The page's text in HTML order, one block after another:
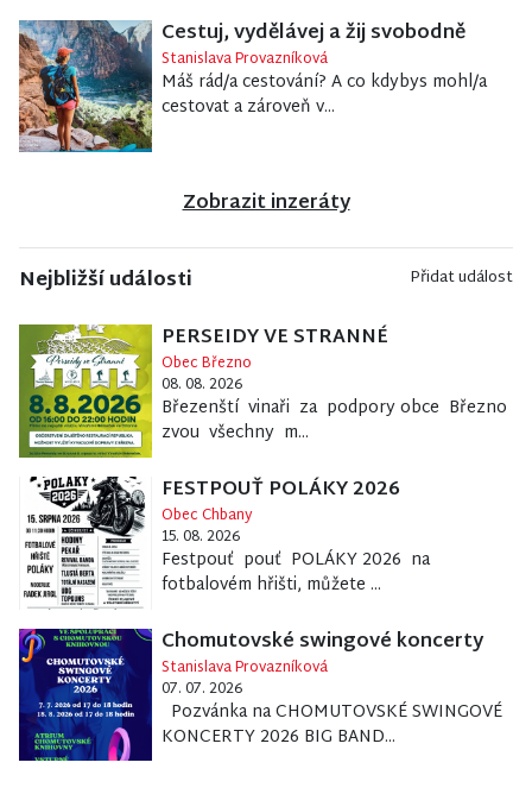
Cestuj, vydělávej a žij svobodně
Stanislava Provazníková
Máš rád/a cestování? A co kdybys mohl/a
cestovat a zároveň v...
Zobrazit inzeráty
Nejbližší události Přidat událost
PERSEIDY VE STRANNÉ
Obec Březno
08. 08. 2026
Březenští vinaři za podpory obce Březno
zvou všechny m...
FESTPOUŤ POLÁKY 2026
Obec Chbany
15. 08. 2026
Festpouť pouť POLÁKY 2026 na
fotbalovém hřišti, můžete ...
Chomutovské swingové koncerty
Stanislava Provazníková
07. 07. 2026
Pozvánka na CHOMUTOVSKÉ SWINGOVÉ
KONCERTY 2026 BIG BAND...